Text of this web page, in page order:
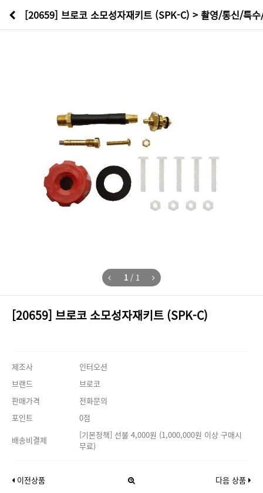
[20659] 브로코 소모성자재키트 (SPK-C) > 촬영/통신/특
1/ 1
[20659] 브로코 소모성자재키트 (SPK-C)
제조사
인터오션
브랜드
브로코
판매가격
전화문의
포인트
0점
배송비결제
[기본정책] 선불 4,000원 (1,000,000원 이상 구매시
무료)
이전상품 다음 상품